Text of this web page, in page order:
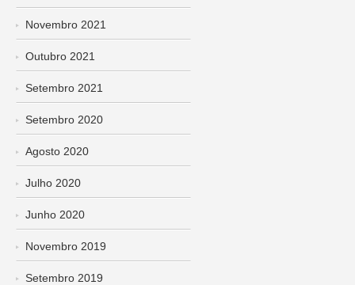
Novembro 2021
Outubro 2021
Setembro 2021
Setembro 2020
Agosto 2020
Julho 2020
Junho 2020
Novembro 2019
Setembro 2019